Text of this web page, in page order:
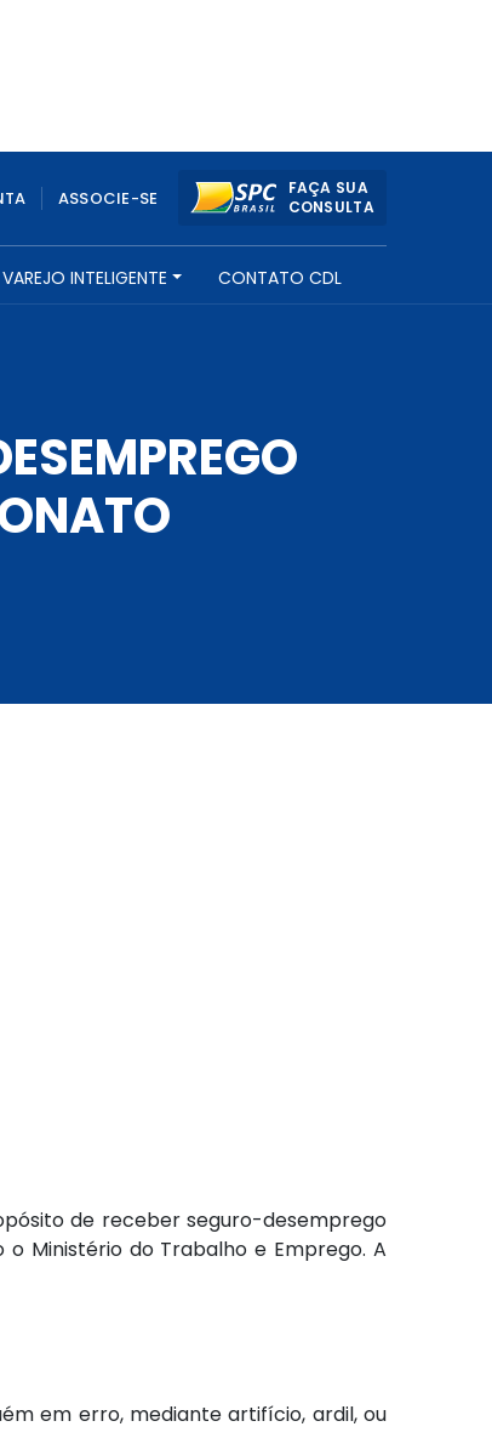
ASSOCIE-SE
FAÇA SUA
CONSULTA
VAREJO INTELIGENTE CONTATO CDL
de receber seguro-desemprego
Ministério do Trabalho e Emprego. A
em erro, mediante artifício, ardil, ou